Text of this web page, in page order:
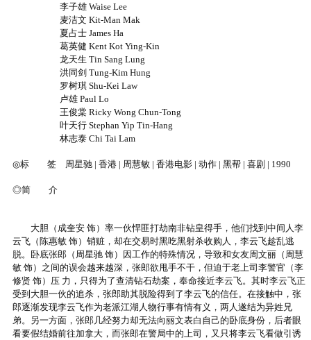
李子雄 Waise Lee
麦洁文 Kit-Man Mak
夏占士 James Ha
葛英健 Kent Kot Ying-Kin
龙天生 Tin Sang Lung
洪同剑 Tung-Kim Hung
罗树琪 Shu-Kei Law
卢雄 Paul Lo
王俊棠 Ricky Wong Chun-Tong
叶天行 Stephan Yip Tin-Hang
林志泰 Chi Tai Lam
◎标 签 周星驰 | 香港 | 周慧敏 | 香港电影 | 动作 | 黑帮 | 喜剧 | 1990
◎简 介
大胆（成奎安 饰）率一伙悍匪打劫南非钻皇得手，他们找到中间人李
云飞（陈惠敏 饰）销赃，却在交易时黑吃黑射杀收购人，李云飞趁乱逃
脱。卧底张郎（周星驰 饰）因工作的特殊情况，导致和女友周文丽（周慧
敏 饰）之间的误会越来越深，张郎欲甩手不干，但迫于老上司李警官（李
修贤 饰）压 力，只得为了查清钻石劫案，奉命接近李云飞。其时李云飞正
受到大胆一伙的追杀，张郎助其脱险得到了李云飞的信任。在接触中，张
郎逐渐发现李云飞作为老派江湖人物行事有情有义，两人遂结为异姓兄
弟。另一方面，张郎几经努力却无法向丽文表白自己的卧底身份，后者眼
看要假结婚前往加拿大，而张郎在警局中的上司，又只将李云飞看做引诱